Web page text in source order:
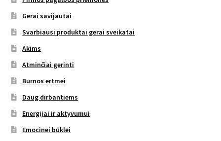
Gerai savijautai
Svarbiausi produktai gerai sveikatai
Akims
Atminčiai gerinti
Burnos ertmei
Daug dirbantiems
Energijai ir aktyvumui
Emocinei būklei